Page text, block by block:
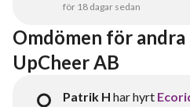
för 18 dagar sedan
Omdömen för
UpCheer AB
Patrik H har hyrt